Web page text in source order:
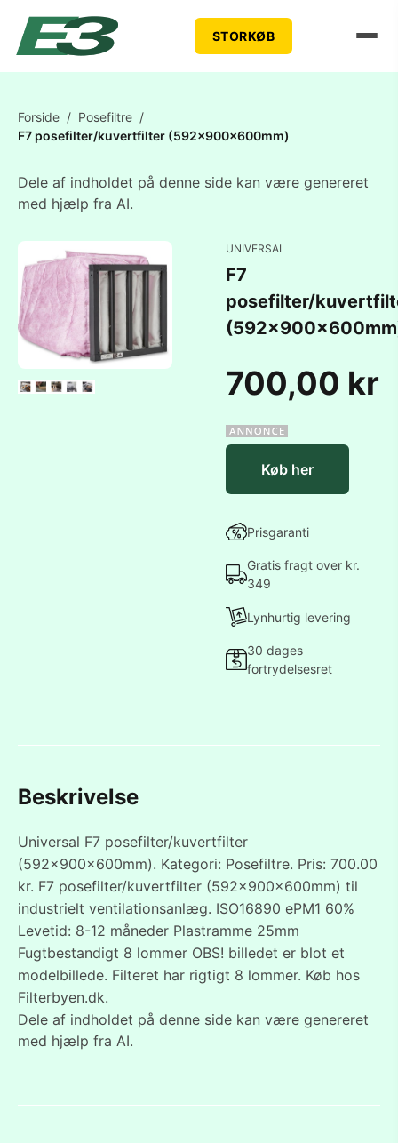
STORKØB
Forside / Posefiltre /
F7 posefilter/kuvertfilter (592x900x600mm)
Dele af indholdet på denne side kan være genereret
med hjælp fra AI.
UNIVERSAL
F7
posefilter/
700,00 kr
Køb her
Prisgaranti
Gratis fragt over kr.
349
Lynhurtig levering
30 dages
fortrydelsesret
Beskrivelse
Universal F7 posefilter/kuvertfilter
(592x900x600mm). Kategori: Posefiltre. Pris: 700.00
kr. F7 posefilter/kuvertfilter (592x900x600mm) til
industrielt ventilationsanlæg. ISO16890 ePM1 60%
Levetid: 8-12 måneder Plastramme 25mm
Fugtbestandigt 8 lommer OBS! billedet er blot et
modelbillede. Filteret har rigtigt 8 lommer. Køb hos
Filterbyen.dk.
Dele af indholdet på denne side kan være genereret
med hjælp fra AI.